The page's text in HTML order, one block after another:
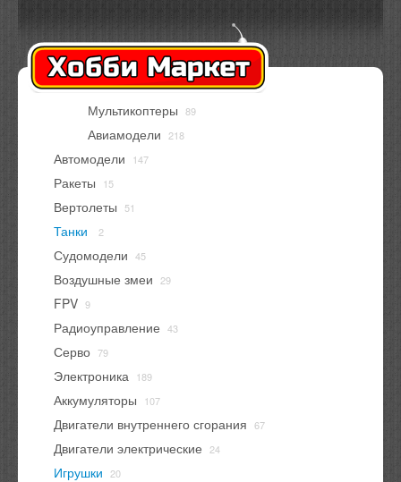
Оплата Доставка
Контакты
Вход
Регистрация
В корзине
Мультикоптеры 89
Авиамодели 218
Автомодели 147
Ракеты 15
Вертолеты 51
Танки 2
Судомодели 45
Воздушные змеи 29
FPV 9
Радиоуправление 43
Серво 79
Электроника 189
Аккумуляторы 107
Двигатели внутреннего сгорания 67
Двигатели электрические 24
Игрушки 20